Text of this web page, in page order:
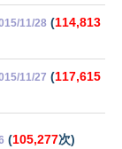
11/28 (114,813
11/27 (117,615
(105,277次)